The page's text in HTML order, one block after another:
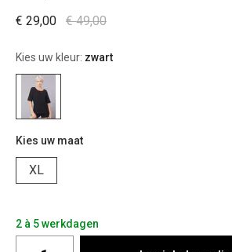
€ 49,00
€ 29,00
Kies uw kleur: zwart
Kies uw maat
XL
2 à 5 werkdagen